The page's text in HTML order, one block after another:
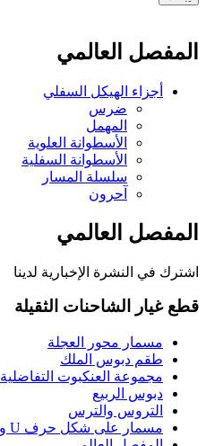
المفصل العالمي
أجزاء الهيكل السفلي
ضرس
المهمل
الأسطوانة العلوية
الأسطوانة السفلية
سلسلة المسار
آحرون
المفصل العالمي
اشترك في النشرة الإخبارية لدينا
قطع غيار الشاحنات الثقيلة
مسمار محور العجلة
طقم دبوس الملك
مجموعة العنكبوت التفاضلية
دبوس الربيع
التروس والترس
مسمار على شكل حرف U ومسمار مركزي